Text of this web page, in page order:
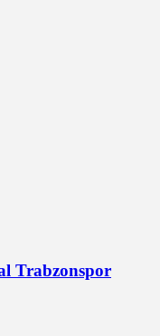
Trabzonspor